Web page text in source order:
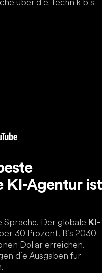
KI-Agentur ist
Sprache. Der globale KI-
30 Prozent. Bis 2030
Dollar erreichen.
die Ausgaben für